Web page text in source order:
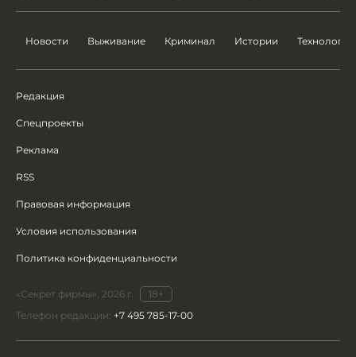
Новости Выживание Криминал Истории Технологии
Редакция
Спецпроекты
Реклама
RSS
Правовая информация
Условия использования
Политика конфиденциальности
«Секрет фирмы», 2026 г.
18+
Телефон редакции: +7 495 785-17-00